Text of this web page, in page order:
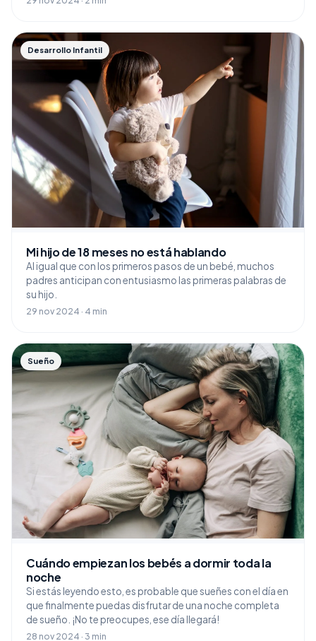
Desarrollo Infantil
Mi hijo de 18 meses no está hablando
Al igual que con los primeros pasos de un bebé, muchos
padres anticipan con entusiasmo las primeras palabras de
su hijo.
29 nov 2024 · 4 min
Sueño
Cuándo empiezan los bebés a dormir toda la
noche
Si estás leyendo esto, es probable que sueñes con el día en
que finalmente puedas disfrutar de una noche completa
de sueño. ¡No te preocupes, ese día llegará!
28 nov 2024 · 3 min